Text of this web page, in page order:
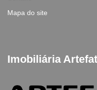
Mapa do site
Imobiliária